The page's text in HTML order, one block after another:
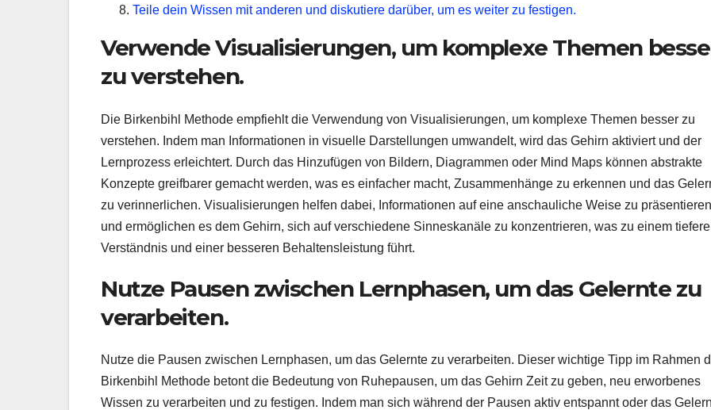
Teile dein Wissen mit anderen und diskutiere darüber, um es weiter zu festigen.
Verwende Visualisierungen, um komplexe Themen
zu verstehen.
Die Birkenbihl Methode empfiehlt die Verwendung von Visualisierungen, um komplexe Themen besser zu
verstehen. Indem man Informationen in visuelle Darstellungen umwandelt, wird das Gehirn aktiviert und der
Lernprozess erleichtert. Durch das Hinzufügen von Bildern, Diagrammen oder Mind Maps können abstrakte
Konzepte greifbarer gemacht werden, was es einfacher macht, Zusammenhänge zu erkennen und das
zu verinnerlichen. Visualisierungen helfen dabei, Informationen auf eine anschauliche Weise zu präsentieren
und ermöglichen es dem Gehirn, sich auf verschiedene Sinneskanäle zu konzentrieren, was zu einem
Verständnis und einer besseren Behaltensleistung führt.
Nutze Pausen zwischen Lernphasen, um das Gelernte zu
verarbeiten.
Nutze die Pausen zwischen Lernphasen, um das Gelernte zu verarbeiten. Dieser wichtige Tipp im Rahmen
Birkenbihl Methode betont die Bedeutung von Ruhepausen, um das Gehirn Zeit zu geben, neu erworbenes
Wissen zu verarbeiten und zu festigen. Indem man sich während der Pausen aktiv entspannt oder das